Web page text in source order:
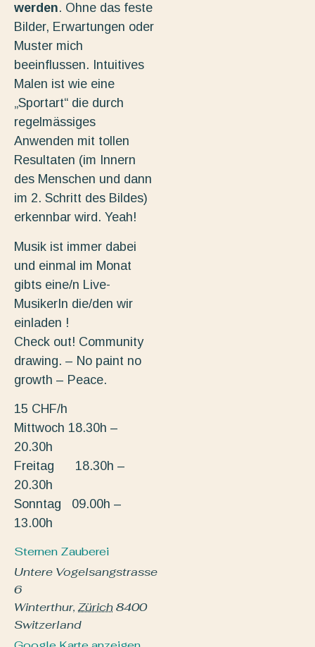
werden. Ohne das feste
Bilder, Erwartungen oder
Muster mich
beeinflussen. Intuitives
Malen ist wie eine
„Sportart“ die durch
regelmässiges
Anwenden mit tollen
Resultaten (im Innern
des Menschen und dann
im 2. Schritt des Bildes)
erkennbar wird. Yeah!
Musik ist immer dabei
und einmal im Monat
gibts eine/n Live-
MusikerIn die/den wir
einladen !
Check out! Community
drawing. – No paint no
growth – Peace.
15 CHF/h
Mittwoch 18.30h –
20.30h
Freitag 18.30h –
20.30h
Sonntag 09.00h –
13.00h
Sternen Zauberei
Untere Vogelsangstrasse
6
Winterthur, Zürich8400
Switzerland